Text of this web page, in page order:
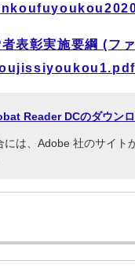
表彰実施要綱 (ファ
Reader DCのダウンロ
には、Adobe 社のサイト